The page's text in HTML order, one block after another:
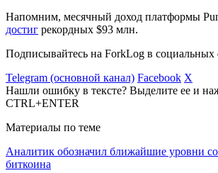
Напомним, месячный доход платформы
достиг рекордных $93 млн.
Подписывайтесь на ForkLog в социальных
Telegram (основной канал) Facebook X
Нашли ошибку в тексте? Выделите ее и
CTRL+ENTER
Материалы по теме
Аналитик обозначил ближайшие уровни
биткоина